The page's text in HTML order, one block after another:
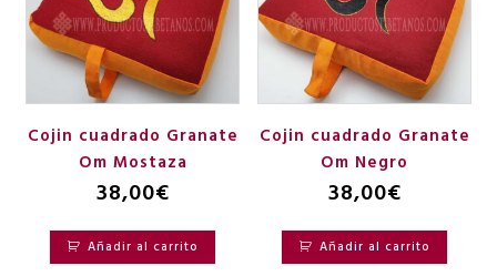
Cojin cuadrado Granate
Om Mostaza
38,00€
Añadir al carrito
Cojin cuadrado Granate
Om Negro
38,00€
Añadir al carrito